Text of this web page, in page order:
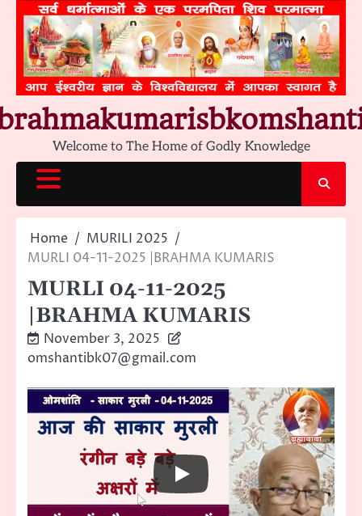
content
Welcome to The Home of Godly Knowledge
Home
MURILI 2025
MURLI 04-11-2025 |BRAHMA KUMARIS
MURLI 04-11-2025
|BRAHMA KUMARIS
November 3, 2025
omshantibk07@gmail.com